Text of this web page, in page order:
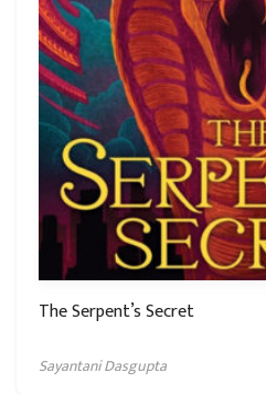
The Serpent’s Secret
Sayantani Dasgupta